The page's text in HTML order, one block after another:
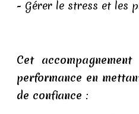
- Gérer le stress et les
Cet
performance en
de confiance :